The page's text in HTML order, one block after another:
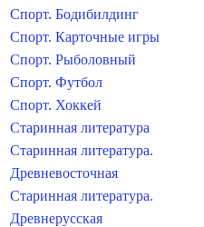
Спорт. Бодибилдинг
Спорт. Карточные игры
Спорт. Рыболовный
Спорт. Футбол
Спорт. Хоккей
Старинная литература
Старинная литература.
Древневосточная
Старинная литература.
Древнерусская